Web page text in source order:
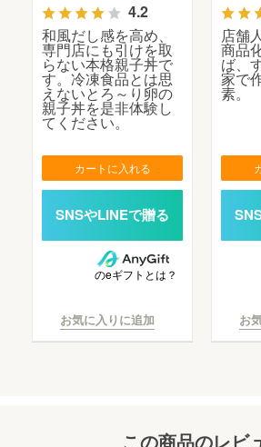
4.2
和風だし感を高め、
専門店にも引けを取
らない本格親子丼で
す。冷凍食品とは思
えないとろ～り卵の
親子丼を是非体験し
てください。
カートに入れる
のeギフトとは？
お気に入りに追加
店舗
商品
ば、
家で
素。
お
この商品のレビ